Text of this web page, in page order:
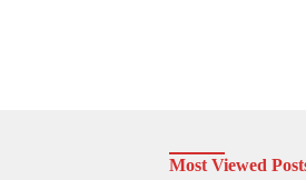
Most Viewed